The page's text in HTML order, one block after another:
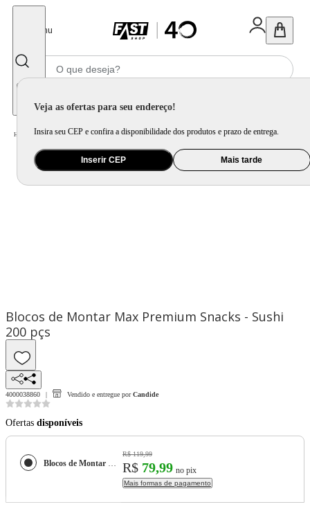
Menu
Veja as ofertas para seu endereço!
Insira seu CEP e confira a disponibilidade dos produtos e prazo de entrega.
Inserir CEP Mais tarde
Home Brinquedo e Colecionável / Brinquedo Educativo, Arte e Criatividade
Blocos de Montar Max Premium Snacks - Sushi
200 pçs
4000038860 Vendido e entregue por Candide
Ofertas disponíveis
Blocos de Montar Max Premium Snacks - Sushi 200 pçs
R$ 119,99
R$ 79,99 no pix
Mais formas de pagamento